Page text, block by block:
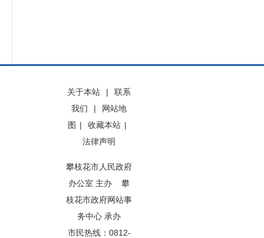
关于本站 |
联系
我们
|
网站地
图 | 收藏本站 |
法律声明
攀枝花市人民政府
办公室 主办 攀
枝花市政府网站事
务中心 承办
市民热线：0812-